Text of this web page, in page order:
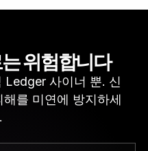
위험합니다
Ledger 사이너 뿐. 신
를 미연에 방지하세